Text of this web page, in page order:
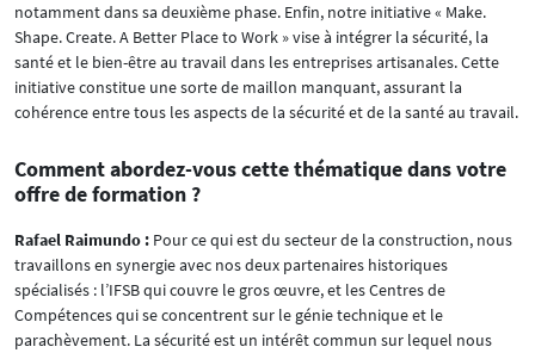
notamment dans sa deuxième phase. Enfin, notre initiative « Make.
Shape. Create. A Better Place to Work » vise à intégrer la sécurité, la
santé et le bien-être au travail dans les entreprises artisanales. Cette
initiative constitue une sorte de maillon manquant, assurant la
cohérence entre tous les aspects de la sécurité et de la santé au travail.
Comment abordez-vous cette thématique dans votre
offre de formation ?
Rafael Raimundo : Pour ce qui est du secteur de la construction, nous
travaillons en synergie avec nos deux partenaires historiques
spécialisés : l’IFSB qui couvre le gros œuvre, et les Centres de
Compétences qui se concentrent sur le génie technique et le
parachèvement. La sécurité est un intérêt commun sur lequel nous